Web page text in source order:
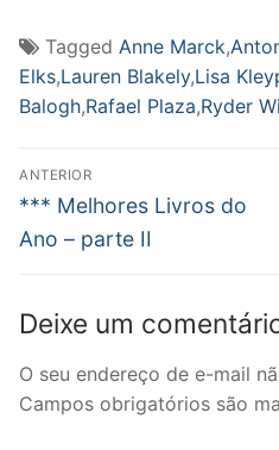
Tagged Anne Marck,
Elks,Lauren Blakely,Lisa
Balogh,Rafael Plaza,Ryder
Navegação
de
Post
ANTERIOR
Post
anterior:
*** Melhores Livros do
Ano – parte II
Deixe um
O seu endereço de e-mail
Campos obrigatórios são